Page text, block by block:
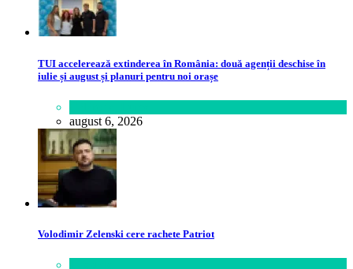
TUI accelerează extinderea în România: două agenții deschise în
iulie și august și planuri pentru noi orașe
august 6, 2026
Volodimir Zelenski cere rachete Patriot